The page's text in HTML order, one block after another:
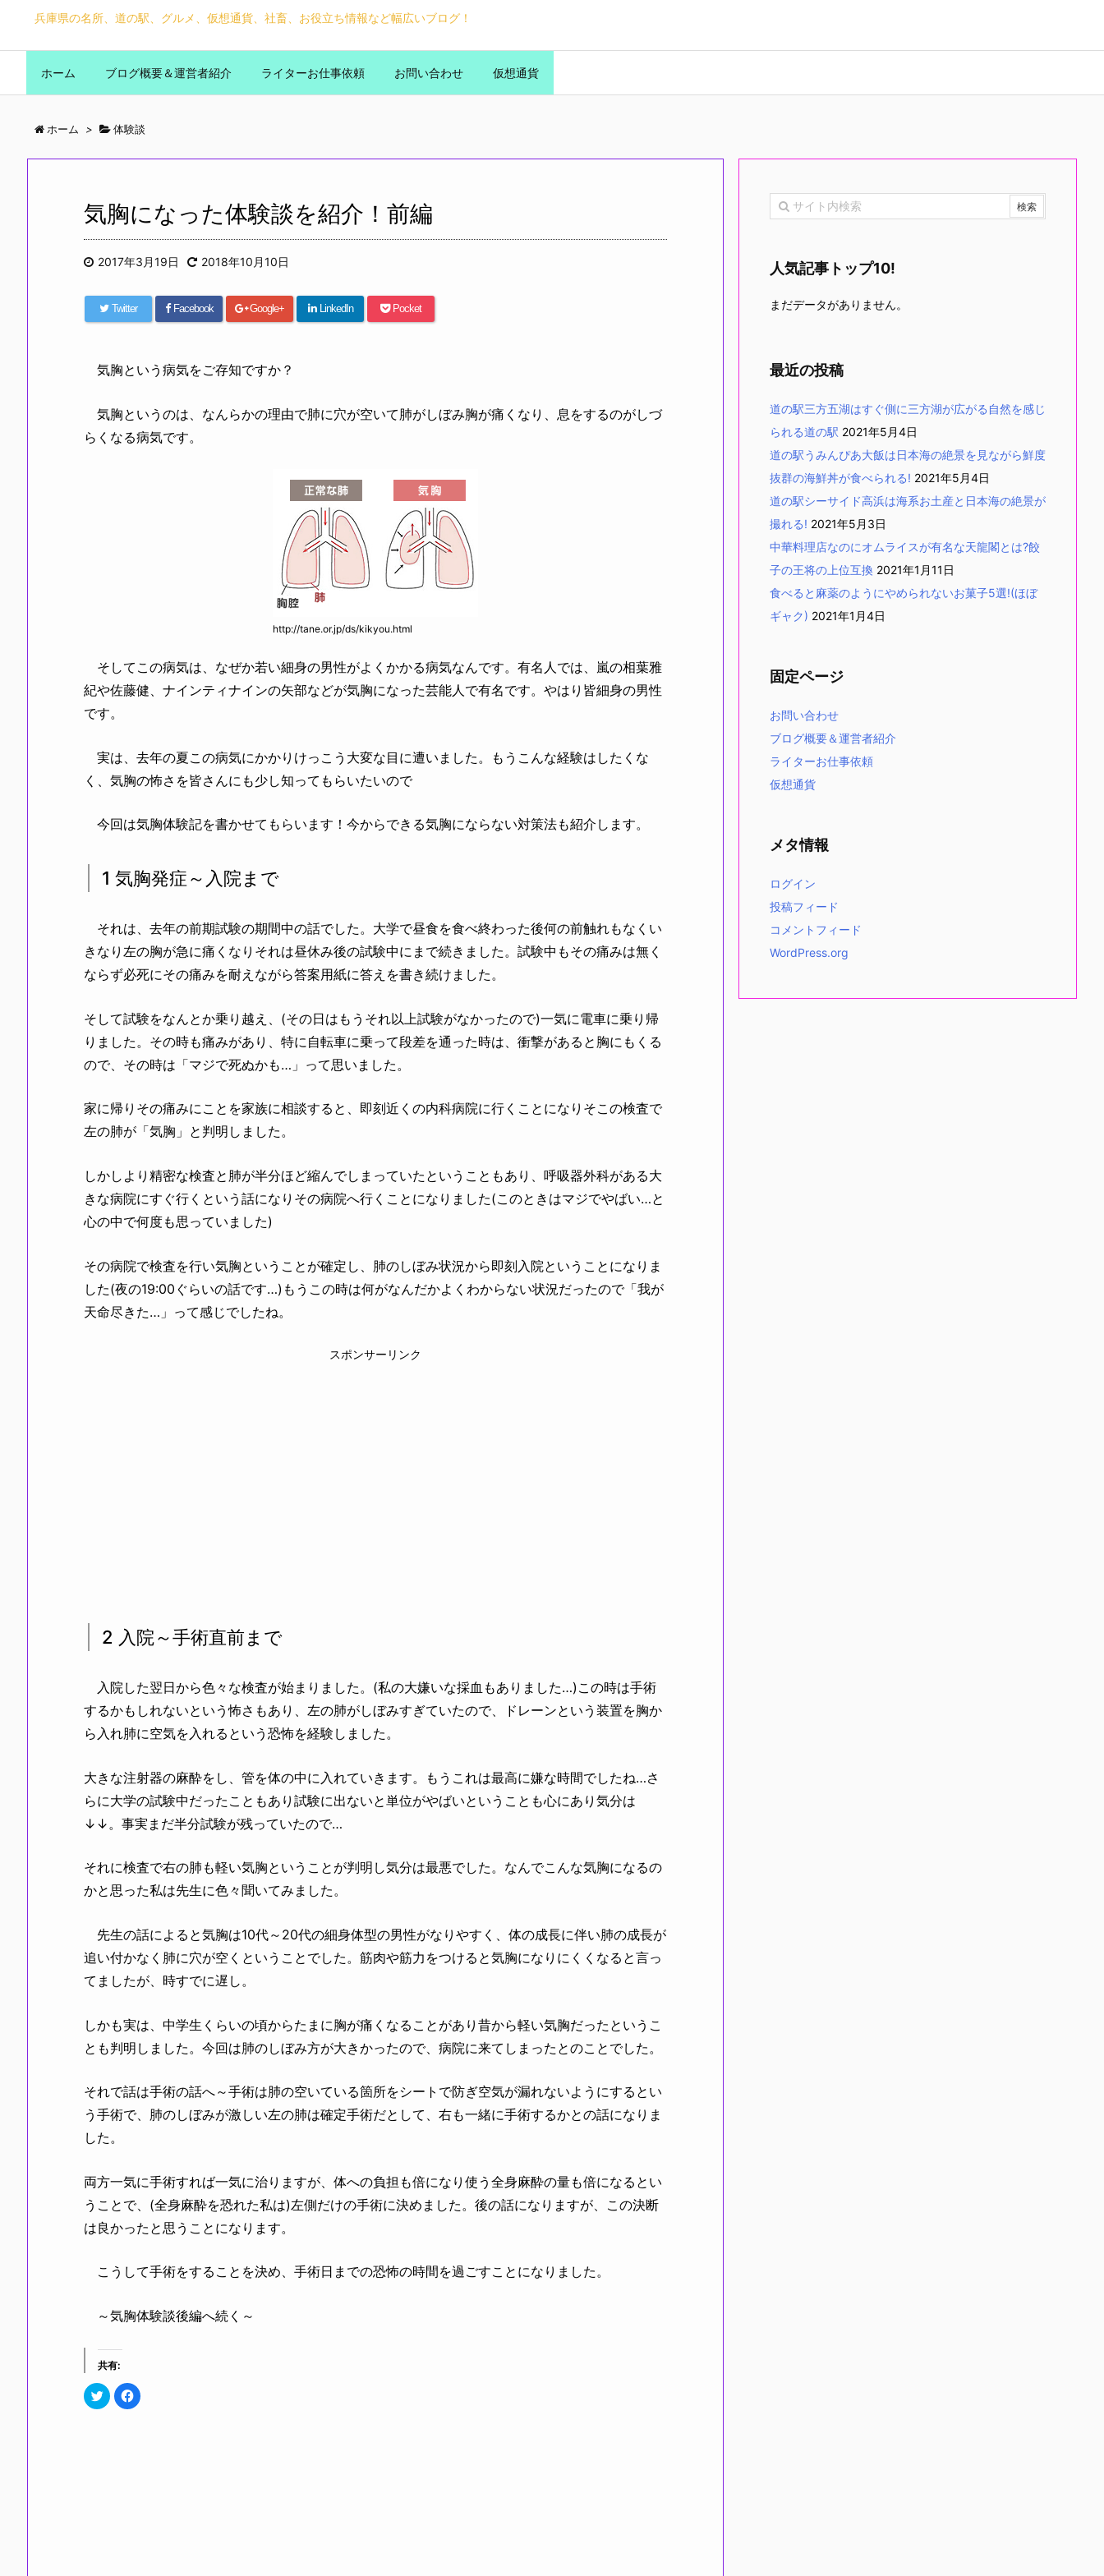
兵庫県の名所、道の駅、グルメ、仮想通貨、社畜、お役立ち情報など幅広いブログ！
ホーム ブログ概要＆運営者紹介 ライターお仕事依頼 お問い合わせ 仮想通貨
ホーム > 体験談
気胸になった体験談を紹介！前編
2017年3月19日 2018年10月10日
Twitter Facebook Google+ LinkedIn Pocket
気胸という病気をご存知ですか？
気胸というのは、なんらかの理由で肺に穴が空いて肺がしぼみ胸が痛くなり、息をするのがしづ
らくなる病気です。
http://tane.or.jp/ds/kikyou.html
そしてこの病気は、なぜか若い細身の男性がよくかかる病気なんです。有名人では、嵐の相葉雅
紀や佐藤健、ナインティナインの矢部などが気胸になった芸能人で有名です。やはり皆細身の男性
です。
実は、去年の夏この病気にかかりけっこう大変な目に遭いました。もうこんな経験はしたくな
く、気胸の怖さを皆さんにも少し知ってもらいたいので
今回は気胸体験記を書かせてもらいます！今からできる気胸にならない対策法も紹介します。
1 気胸発症～入院まで
それは、去年の前期試験の期間中の話でした。大学で昼食を食べ終わった後何の前触れもなくい
きなり左の胸が急に痛くなりそれは昼休み後の試験中にまで続きました。試験中もその痛みは無く
ならず必死にその痛みを耐えながら答案用紙に答えを書き続けました。
そして試験をなんとか乗り越え、(その日はもうそれ以上試験がなかったので)一気に電車に乗り帰
りました。その時も痛みがあり、特に自転車に乗って段差を通った時は、衝撃があると胸にもくる
ので、その時は「マジで死ぬかも…」って思いました。
家に帰りその痛みにことを家族に相談すると、即刻近くの内科病院に行くことになりそこの検査で
左の肺が「気胸」と判明しました。
しかしより精密な検査と肺が半分ほど縮んでしまっていたということもあり、呼吸器外科がある大
きな病院にすぐ行くという話になりその病院へ行くことになりました(このときはマジでやばい…と
心の中で何度も思っていました)
その病院で検査を行い気胸ということが確定し、肺のしぼみ状況から即刻入院ということになりま
した(夜の19:00ぐらいの話です…)もうこの時は何がなんだかよくわからない状況だったので「我が
天命尽きた…」って感じでしたね。
スポンサーリンク
2 入院～手術直前まで
入院した翌日から色々な検査が始まりました。(私の大嫌いな採血もありました…)この時は手術
するかもしれないという怖さもあり、左の肺がしぼみすぎていたので、ドレーンという装置を胸か
ら入れ肺に空気を入れるという恐怖を経験しました。
大きな注射器の麻酔をし、管を体の中に入れていきます。もうこれは最高に嫌な時間でしたね…さ
らに大学の試験中だったこともあり試験に出ないと単位がやばいということも心にあり気分は
↓↓。事実まだ半分試験が残っていたので…
それに検査で右の肺も軽い気胸ということが判明し気分は最悪でした。なんでこんな気胸になるの
かと思った私は先生に色々聞いてみました。
先生の話によると気胸は10代～20代の細身体型の男性がなりやすく、体の成長に伴い肺の成長が
追い付かなく肺に穴が空くということでした。筋肉や筋力をつけると気胸になりにくくなると言っ
てましたが、時すでに遅し。
しかも実は、中学生くらいの頃からたまに胸が痛くなることがあり昔から軽い気胸だったというこ
とも判明しました。今回は肺のしぼみ方が大きかったので、病院に来てしまったとのことでした。
それで話は手術の話へ～手術は肺の空いている箇所をシートで防ぎ空気が漏れないようにするとい
う手術で、肺のしぼみが激しい左の肺は確定手術だとして、右も一緒に手術するかとの話になりま
した。
両方一気に手術すれば一気に治りますが、体への負担も倍になり使う全身麻酔の量も倍になるとい
うことで、(全身麻酔を恐れた私は)左側だけの手術に決めました。後の話になりますが、この決断
は良かったと思うことになります。
こうして手術をすることを決め、手術日までの恐怖の時間を過ごすことになりました。
～気胸体験談後編へ続く～
共有:
ク
リ
F
a
人気記事トップ10!
まだデータがありません。
最近の投稿
道の駅三方五湖はすぐ側に三方湖が広がる自然を感じ
られる道の駅 2021年5月4日
道の駅うみんぴあ大飯は日本海の絶景を見ながら鮮度
抜群の海鮮丼が食べられる! 2021年5月4日
道の駅シーサイド高浜は海系お土産と日本海の絶景が
撮れる! 2021年5月3日
中華料理店なのにオムライスが有名な天龍閣とは?餃
子の王将の上位互換 2021年1月11日
食べると麻薬のようにやめられないお菓子5選!(ほぼ
ギャク) 2021年1月4日
固定ページ
お問い合わせ
ブログ概要＆運営者紹介
ライターお仕事依頼
仮想通貨
メタ情報
ログイン
投稿フィード
コメントフィード
WordPress.org